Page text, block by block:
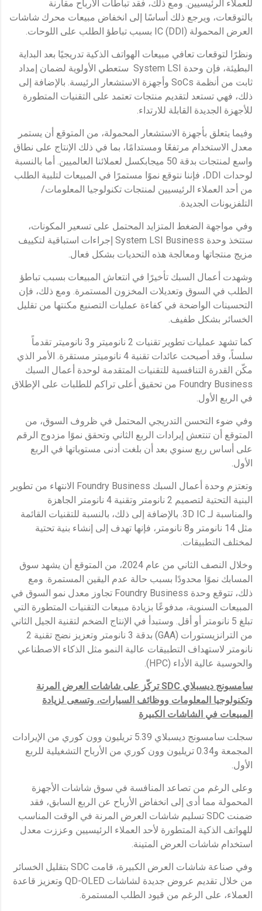
للعملاء الرئيسيين. ومع ذلك، فقد تباطأت الأرباح مقارنة
بالتوقعات، ويرجع ذلك أساسًا إلى انخفاض مبيعات محرك شاشات
العرض المحمولة IC (DDI) بسبب تباطؤ الطلب على اللوحات.
ونظرًا لتوقعات تعافي مبيعات الهواتف الذكية تدريجيًا بعد البداية
البطيئة، فإن وحدة System LSI ستعطي الأولوية لضمان إمداد
ثابت من أنظمة SoCs وأجهزة الاستشعار الرئيسة. بالإضافة إلى
ذلك، فهي تستعد لتقديم منتجات تعتمد على التقنيات المتطورة
للأجهزة الجديدة القابلة للارتداء.
وفيما يتعلق بأجهزة الاستشعار المحمولة، من المتوقع أن يستمر
معدل الاستخدام مرتفعًا ومستدامًا، بما في ذلك الإنتاج على نطاق
واسع لمنتجات بدقة 50 ميجابكسل لعملائنا العالميين. أما بالنسبة
لوحدات DDI، فإننا نتوقع نموًا مستمرًا في المبيعات لتلبية الطلب
من أحد العملاء الرئيسيين لمنتجات تكنولوجيا المعلومات/
التلفزيونات الجديدة.
وفي مواجهة الضغط المتزايد المحتمل على تسعير المكونات،
ستتخذ وحدة System LSI Business إجراءات استباقية لتكييف
مزيج منتجاتها ومعالجة هذه التحديات بشكل فعال.
وشهدت أعمال السبك تأخيرًا في انتعاش المبيعات بسبب تباطؤ
الطلب في السوق وتعديلات المخزون المستمرة. ومع ذلك، فإن
التحسينات الواضحة في كفاءة عمليات التصنيع مكنتها من تقليل
الخسائر بشكل طفيف.
كما تشهد عمليات تطوير تقنيات 2 نانوميتر و3 نانوميتر تقدماً
سلساً، وقد أصبحت عائدات تقنية 4 نانوميتر مستقرة. الأمر الذي
مكّن القدرة التنافسية للتقنيات المتقدمة لوحدة أعمال السبك
Foundry Business من تحقيق أعلى تراكم للطلبات على الإطلاق
في الربع الأول.
وفي ضوء التحسن التدريجي المحتمل في ظروف السوق، من
المتوقع أن تنتعش إيرادات الربع الثاني وتحقق نموًا مزدوج الرقم
على أساس ربع سنوي بعد أن بلغت أدنى مستوياتها في الربع
الأول.
وتعتزم وحدة أعمال السبك Foundry Business الانتهاء من تطوير
البنية التحتية لتصميم 2 نانومتر وتقنية 4 نانومتر الجاهزة
والمناسبة لـ 3D IC. بالإضافة إلى ذلك، بالنسبة للتقنيات القائمة
مثل 14 نانومتر و8 نانومتر، فإنها تهدف إلى إنشاء بنية تحتية
لمختلف التطبيقات.
وخلال النصف الثاني من عام 2024، من المتوقع أن يشهد سوق
المسابك نموًا محدودًا بسبب حالة عدم اليقين المستمرة. ومع
ذلك، تتوقع وحدة Foundry Business تجاوز معدل نمو السوق في
المبيعات السنوية، مدفوعًا بزيادة مبيعات التقنيات المتطورة التي
تبلغ 5 نانومتر أو أقل. وستبدأ في الإنتاج الضخم لتقنية الجيل الثاني
من الترانزيستورات (GAA) بدقة 3 نانومتر وتعزيز نضج تقنية 2
نانومتر لاستهداف التطبيقات عالية النمو مثل الذكاء الاصطناعي
والحوسبة عالية الأداء (HPC).
سامسونج ديسبلاي SDCتركّز على شاشات العرض المرنة
وتكنولوجيا المعلومات ووظائف السيارات، وتسعى لزيادة
المبيعات في الشاشات الكبيرة
سجلت سامسونج ديسبلاي 5.39 تريليون وون كوري من الإيرادات
المجمعة و0.34 تريليون وون كوري من الأرباح التشغيلية للربع
الأول.
وعلى الرغم من تصاعد المنافسة في سوق شاشات الأجهزة
المحمولة مما أدى إلى انخفاض الأرباح عن الربع السابق، فقد
ضمنت SDC تسليم شاشات العرض المرنة في الوقت المناسب
للهواتف الذكية المتطورة لأحد العملاء الرئيسيين وعززت معدل
استخدام شاشات العرض المتينة.
وفي صناعة شاشات العرض الكبيرة، قامت SDC بتقليل الخسائر
من خلال تقديم عروض جديدة لشاشات QD-OLED وتعزيز قاعدة
العملاء، على الرغم من قيود الطلب المستمرة.